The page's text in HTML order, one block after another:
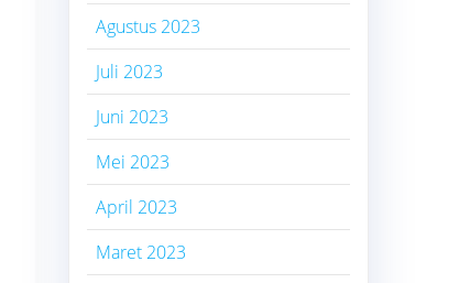
Agustus 2023
Juli 2023
Juni 2023
Mei 2023
April 2023
Maret 2023